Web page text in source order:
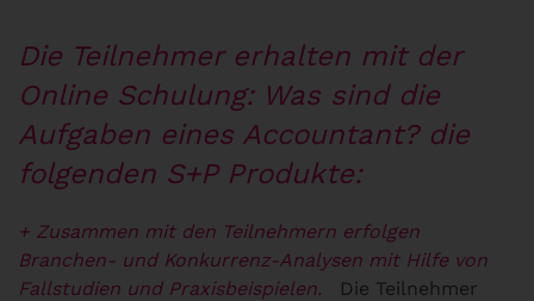
Die Teilnehmer erhalten mit der
Online Schulung: Was sind die
Aufgaben eines Accountant? die
folgenden S+P Produkte:
+ Zusammen mit den Teilnehmern erfolgen
Branchen- und Konkurrenz-Analysen mit Hilfe von
Fallstudien und Praxisbeispielen.
Die Teilnehmer